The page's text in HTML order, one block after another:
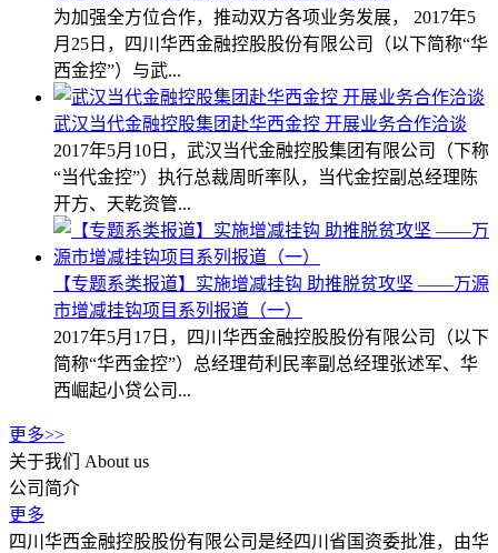
为加强全方位合作，推动双方各项业务发展， 2017年5
月25日，四川华西金融控股股份有限公司（以下简称“华
西金控”）与武...
武汉当代金融控股集团赴华西金控 开展业务合作洽谈
2017年5月10日，武汉当代金融控股集团有限公司（下称
“当代金控”）执行总裁周昕率队，当代金控副总经理陈
开方、天乾资管...
【专题系类报道】实施增减挂钩 助推脱贫攻坚 ——万源
市增减挂钩项目系列报道（一）
2017年5月17日，四川华西金融控股股份有限公司（以下
简称“华西金控”）总经理苟利民率副总经理张述军、华
西崛起小贷公司...
更多>>
关于我们
About us
公司简介
更多
四川华西金融控股股份有限公司是经四川省国资委批准，由华